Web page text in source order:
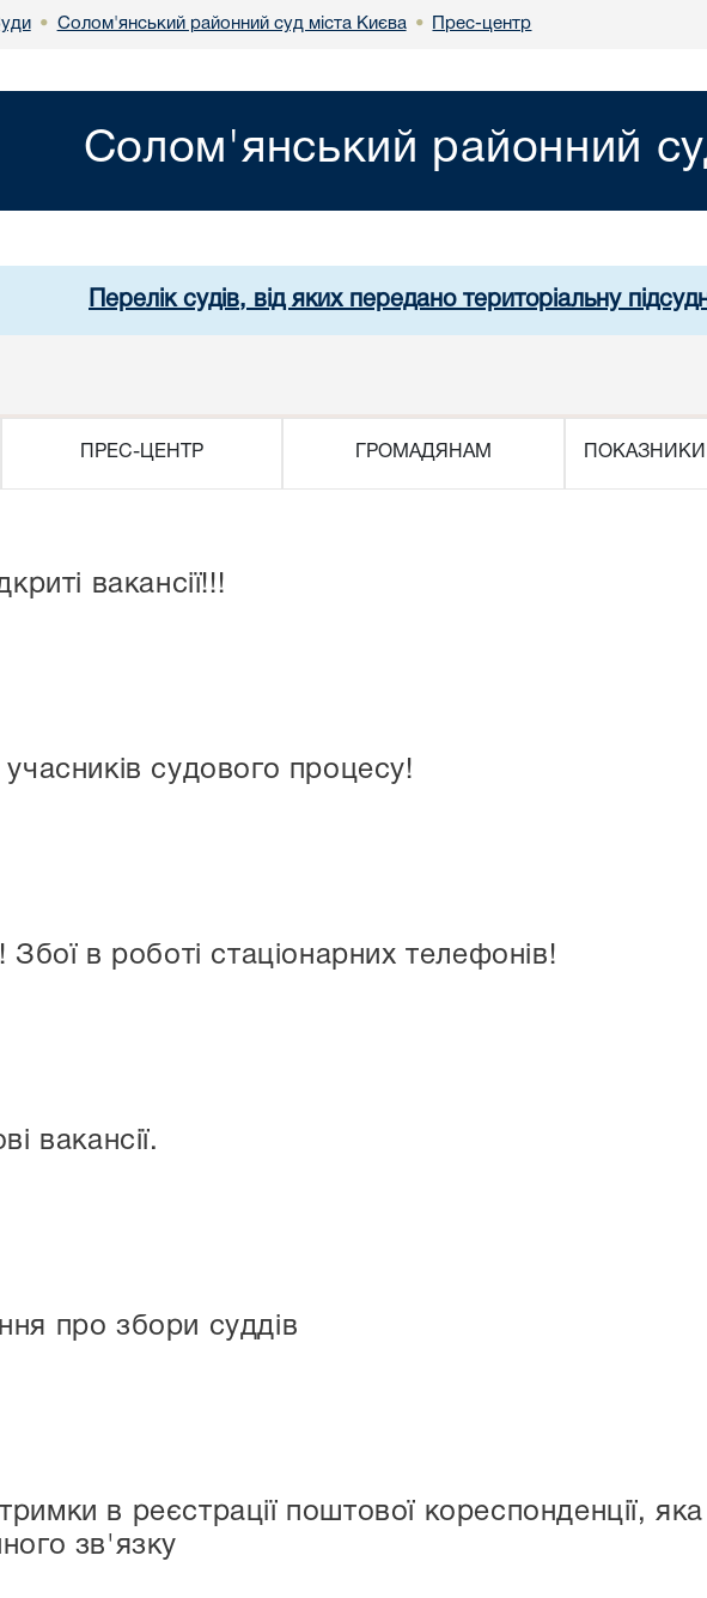
• Солом'янський районний суд міста Києва • Прес-центр
Солом'янський районний
Перелік судів, від яких передано територіальну
ПРЕС-ЦЕНТР ГРОМАДЯНАМ ПОКАЗНИКИ
вакансії!!!
судового процесу!
Збої в роботі стаціонарних телефонів!
вакансії.
про збори суддів
в реєстрації поштової кореспонденції,
зв'язку